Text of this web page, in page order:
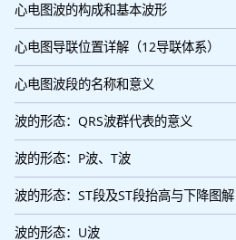
心电图波的构成和基本波形
心电图导联位置详解（12导联体系）
心电图波段的名称和意义
波的形态：QRS波群代表的意义
波的形态：P波、T波
波的形态：ST段及ST段抬高与下降图解
波的形态：U波